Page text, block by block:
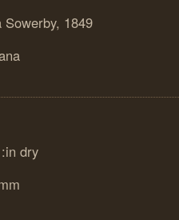
1849
dry